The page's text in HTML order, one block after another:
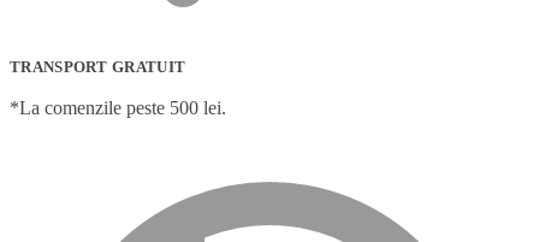
TRANSPORT GRATUIT
*La comenzile peste 500 lei.